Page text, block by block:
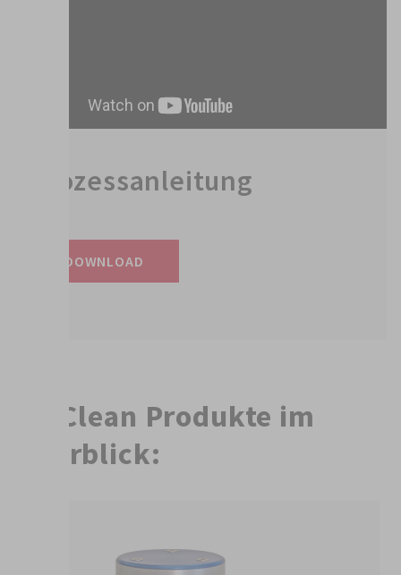
Prozessanleitung
DOWNLOAD
FillClean Produkte im
Überblick: